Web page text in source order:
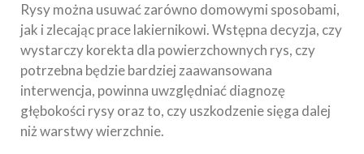
Rysy można usuwać zarówno domowymi sposobami,
jak i zlecając prace lakiernikowi. Wstępna decyzja, czy
wystarczy korekta dla powierzchownych rys, czy
potrzebna będzie bardziej zaawansowana
interwencja, powinna uwzględniać diagnozę
głębokości rysy oraz to, czy uszkodzenie sięga dalej
niż warstwy wierzchnie.